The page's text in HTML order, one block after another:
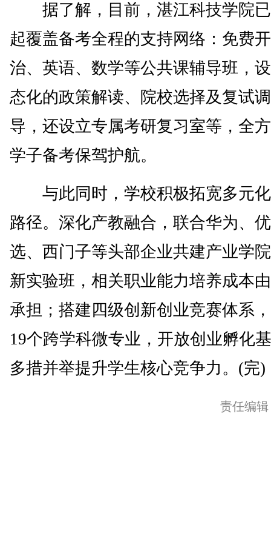
据了解，目前，湛江科技学院
起覆盖备考全程的支持网络：免费
治、英语、数学等公共课辅导班，
态化的政策解读、院校选择及复试
导，还设立专属考研复习室等，全
学子备考保驾护航。
与此同时，学校积极拓宽多元
路径。深化产教融合，联合华为、
选、西门子等头部企业共建产业学
新实验班，相关职业能力培养成本
承担；搭建四级创新创业竞赛体系
19个跨学科微专业，开放创业孵化
多措并举提升学生核心竞争力。(完)
责任编